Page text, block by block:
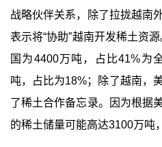
战略伙伴关系，除了拉拢越南
表示将“协助”越南开发稀土资
国为4400万吨，占比41%为
吨，占比为18%；除了越南，
了稀土合作备忘录。因为根据
的稀土储量可能高达3100万吨